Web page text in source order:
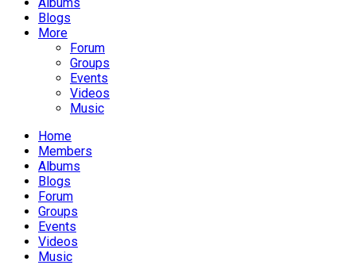
Blogs
More
Forum
Groups
Events
Videos
Music
Home
Members
Albums
Blogs
Forum
Groups
Events
Videos
Music